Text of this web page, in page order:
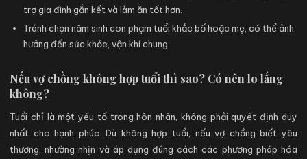
trợ gia đình gắn kết và làm ăn tốt hơn.
Tránh chọn năm sinh con phạm tuổi khắc bố hoặc mẹ, có thể ảnh
hưởng đến sức khỏe, vận khí chung.
Nếu vợ chồng không hợp tuổi thì sao? Có nên lo lắng
không?
Tuổi chỉ là một yếu tố trong hôn nhân, không phải quyết định duy
nhất cho hạnh phúc. Dù không hợp tuổi, nếu vợ chồng biết yêu
thương, nhường nhịn và áp dụng đúng cách các phương pháp hóa